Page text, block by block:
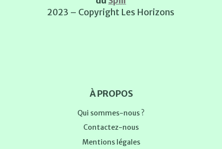
2023 – Copyright Les Horizons
À PROPOS
Qui sommes-nous ?
Contactez-nous
Mentions légales